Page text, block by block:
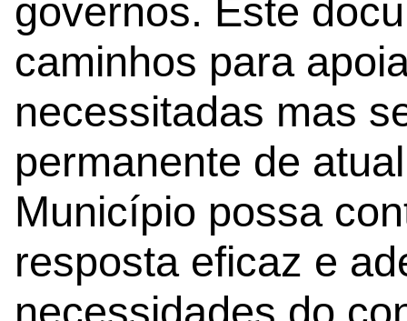
governos. Este
caminhos para
necessitadas mas
permanente de
Município possa
resposta eficaz e